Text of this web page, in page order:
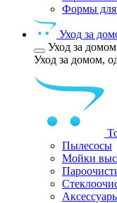
Формы
Уход за
Уход за
Уход за домом,
Пылесосы
Мойки